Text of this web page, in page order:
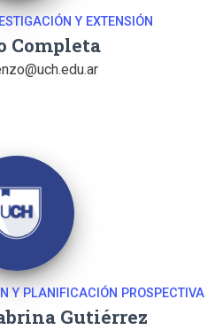
Y EXTENSIÓN
Completa
Y PLANIFICACIÓN PROSPECTIVA
Gutiérrez